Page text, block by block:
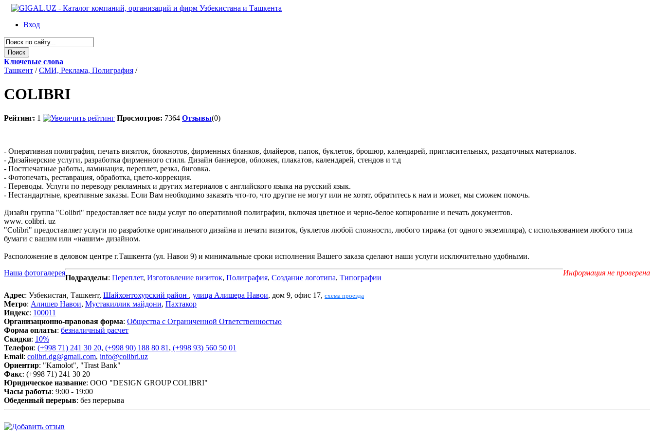
Вход
Ключевые слова
Ташкент / СМИ, Реклама, Полиграфия /
COLIBRI
Рейтинг: 1 Просмотров: 7364 Отзывы(0)
- Оперативная полиграфия, печать визиток, блокнотов, фирменных бланков, флайеров, папок, буклетов, брошюр, календарей, пригласительных, раздаточных материалов.
- Дизайнерские услуги, разработка фирменного стиля. Дизайн баннеров, обложек, плакатов, календарей, стендов и т.д
- Постпечатные работы, ламинация, переплет, резка, биговка.
- Фотопечать, реставрация, обработка, цвето-коррекция.
- Переводы. Услуги по переводу рекламных и других материалов с английского языка на русский язык.
- Нестандартные, креативные заказы. Если Вам необходимо заказать что-то, что другие не могут или не хотят, обратитесь к нам и может, мы сможем помочь.
Дизайн группа "Colibri" предоставляет все виды услуг по оперативной полиграфии, включая цветное и черно-белое копирование и печать документов.
www. colibri. uz
"Colibri" предоставляет услуги по разработке оригинального дизайна и печати визиток, буклетов любой сложности, любого тиража (от одного экземпляра), с использованием любого типа
бумаги с вашим или «нашим» дизайном.
Расположение в деловом центре г.Ташкента (ул. Навои 9) и минимальные сроки исполнения Вашего заказа сделают наши услуги исключительно удобными.
Наша фотогалерея
Информация не проверена
Подразделы: Переплет, Изготовление визиток, Полиграфия, Создание логотипа, Типографии
Адрес: Узбекистан, Ташкент, Шайхонтохурский район , улица Алишера Навои, дом 9, офис 17, схема проезда
Метро: Алишер Навои, Мустакиллик майдони, Пахтакор
Индекс: 100011
Организационно-правовая форма: Общества с Ограниченной Ответственностью
Форма оплаты: безналичный расчет
Скидки: 10%
Телефон: (+998 71) 241 30 20, (+998 90) 188 80 81 , (+998 93) 560 50 01
Email: colibri.dg@gmail.com, info@colibri.uz
Ориентир: "Kamolot", "Trast Bank"
Факс: (+998 71) 241 30 20
Юридическое название: ООО "DESIGN GROUP COLIBRI"
Часы работы: 9:00 - 19:00
Обеденный перерыв: без перерыва